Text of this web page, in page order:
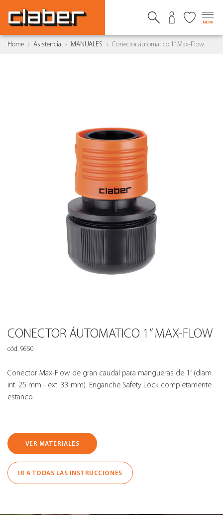
MENU
Home Asistencia MANUALES Conector áutomatico 1” Max-Flow
CONECTOR ÁUTOMATICO 1” MAX-FLOW
cód. 9650
Conector Max-Flow de gran caudal para mangueras de 1” (diam.
int. 25 mm - ext. 33 mm). Enganche Safety Lock completamente
estanco.
VER MATERIALES
IR A TODAS LAS INSTRUCCIONES